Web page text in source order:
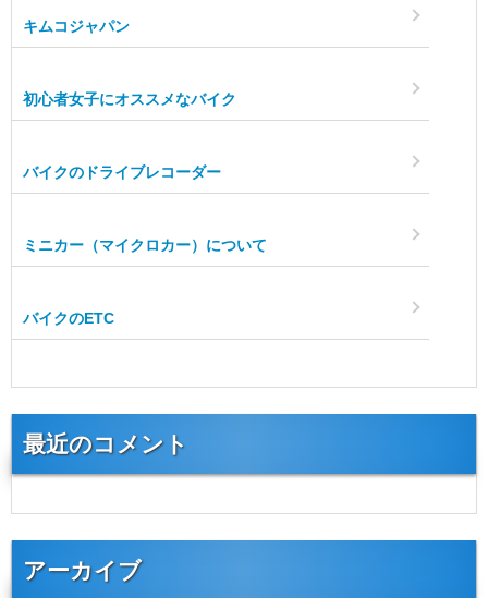
キムコジャパン
初心者女子にオススメなバイク
バイクのドライブレコーダー
ミニカー（マイクロカー）について
バイクのETC
最近のコメント
アーカイブ